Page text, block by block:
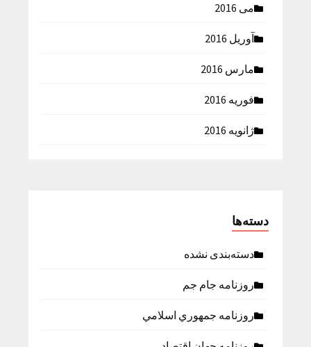
می 2016
آوریل 2016
مارس 2016
فوریه 2016
ژانویه 2016
دسته‌ها
دسته‌بندی نشده
روزنامه جام جم
روزنامه جمهوري اسلامي